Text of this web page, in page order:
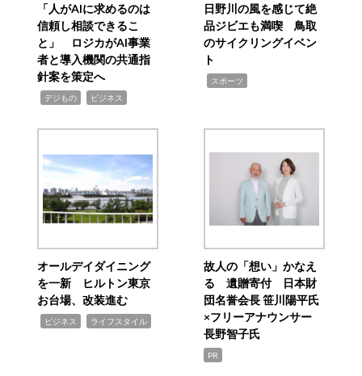
「人がAIに求めるのは
信頼し相談できるこ
と」 ロジカがAI事業
者と導入機関の共通指
針案を策定へ
デジもの ビジネス
日野川の風を感じて絶
品ジビエも満喫 鳥取
のサイクリングイベン
ト
スポーツ
オールデイダイニング
を一新 ヒルトン東京
お台場、改装進む
ビジネス ライフスタイル
故人の「想い」かなえ
る 遺贈寄付 日本財
団名誉会長 笹川陽平氏
×フリーアナウンサー
長野智子氏
PR